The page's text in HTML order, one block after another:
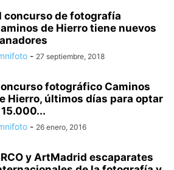
concurso de fotografía
de Hierro tiene nuevos
- 27 septiembre, 2018
fotográfico Caminos
Hierro, últimos días para optar
- 26 enero, 2016
y ArtMadrid escaparates